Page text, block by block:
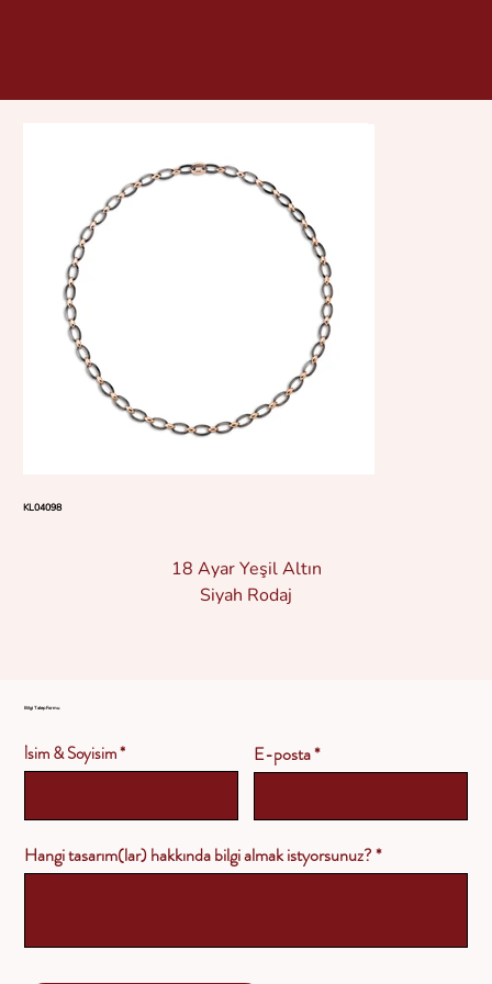
KL04098
18 Ayar Yeşil Altın
Siyah Rodaj
Bilgi Talep Formu
İsim & Soyisim E-posta
Hangi tasarım(lar) hakkında bilgi almak istyorsunuz?